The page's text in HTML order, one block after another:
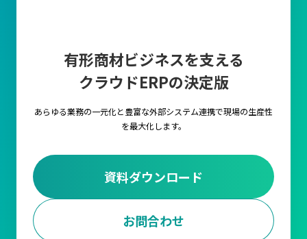
有形商材ビジネスを支える
クラウドERPの決定版
あらゆる業務の一元化と豊富な外部システム連携で現場の生産性
を最大化します。
資料ダウンロード
お問合わせ